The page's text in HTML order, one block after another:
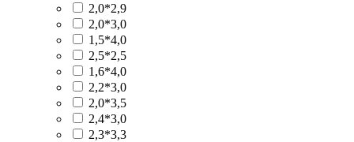
2,0*2,9
2,0*3,0
1,5*4,0
2,5*2,5
1,6*4,0
2,2*3,0
2,0*3,5
2,4*3,0
2,3*3,3